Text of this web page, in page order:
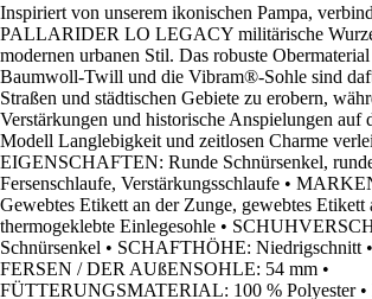
Inspiriert von unserem ikonischen Pampa,
PALLARIDER LO LEGACY militärische
modernen urbanen Stil. Das robuste
Baumwoll-Twill und die Vibram®-Sohle sind
Straßen und städtischen Gebiete zu erobern,
Verstärkungen und historische Anspielungen auf
Modell Langlebigkeit und zeitlosen Charme
EIGENSCHAFTEN: Runde Schnürsenkel,
Fersenschlaufe, Verstärkungsschlaufe •
Gewebtes Etikett an der Zunge, gewebtes Etikett
thermogeklebte Einlegesohle •
Schnürsenkel • SCHAFTHÖHE: Niedrigschnitt
FERSEN / DER AUßENSOHLE: 54 mm •
FÜTTERUNGSMATERIAL: 100 % Polyester